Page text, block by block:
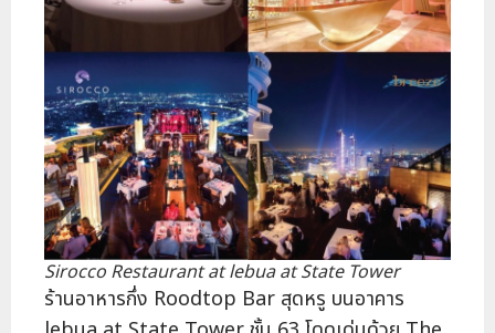
Sirocco Restaurant at lebua at State Tower
ร้านอาหารกึ่ง Roodtop Bar สุดหรู บนอาคาร